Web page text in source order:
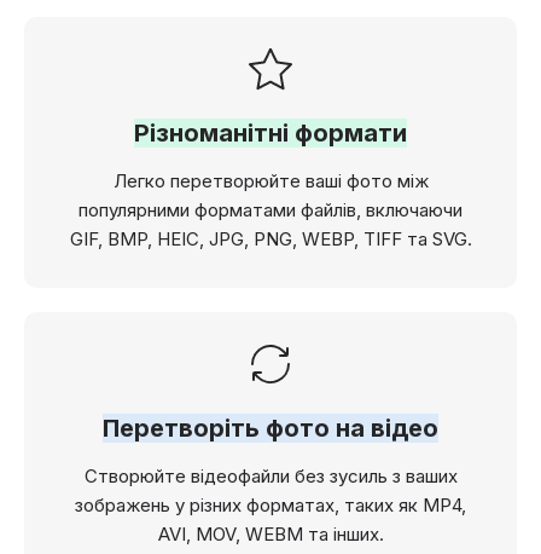
Різноманітні формати
Легко перетворюйте ваші фото між
популярними форматами файлів, включаючи
GIF, BMP, HEIC, JPG, PNG, WEBP, TIFF та SVG.
Перетворіть фото на відео
Створюйте відеофайли без зусиль з ваших
зображень у різних форматах, таких як MP4,
AVI, MOV, WEBM та інших.